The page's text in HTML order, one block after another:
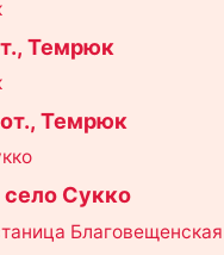
Темрюк
Темрюк
село Сукко